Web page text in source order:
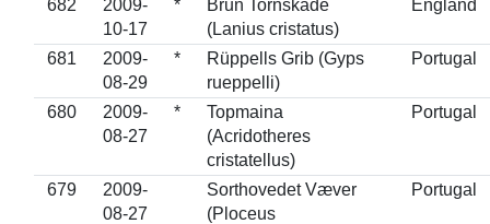
682
2009-
10-17
*
Brun Tornskade
(Lanius cristatus)
England
681
2009-
08-29
*
Rüppells Grib (Gyps
rueppelli)
Portugal
680
2009-
08-27
*
Topmaina
(Acridotheres
cristatellus)
Portugal
679
2009-
08-27
Sorthovedet Væver
(Ploceus
Portugal